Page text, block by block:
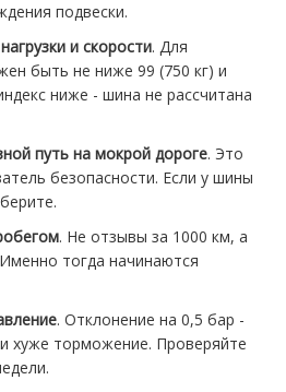
подвески.
и скорости. Для
быть не ниже 99 (750 кг) и
ниже - шина не рассчитана
путь на мокрой дороге. Это
безопасности. Если у шины
. Не отзывы за 1000 км, а
тогда начинаются
. Отклонение на 0,5 бар -
хуже торможение. Проверяйте